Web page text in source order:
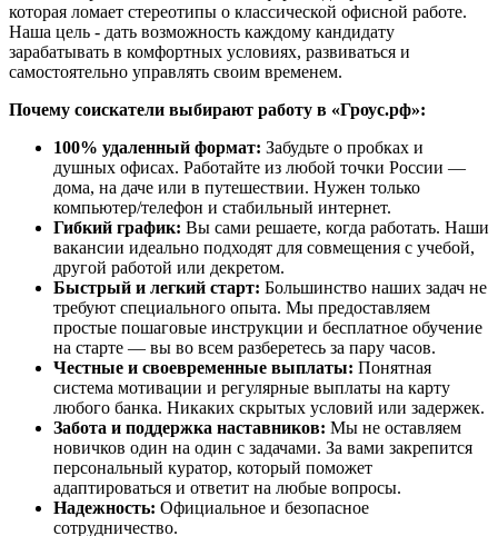
которая ломает стереотипы о классической офисной работе.
Наша цель - дать возможность каждому кандидату
зарабатывать в комфортных условиях, развиваться и
самостоятельно управлять своим временем.
Почему соискатели выбирают работу в «Гроус.рф»:
100% удаленный формат: Забудьте о пробках и
душных офисах. Работайте из любой точки России —
дома, на даче или в путешествии. Нужен только
компьютер/телефон и стабильный интернет.
Гибкий график: Вы сами решаете, когда работать. Наши
вакансии идеально подходят для совмещения с учебой,
другой работой или декретом.
Быстрый и легкий старт: Большинство наших задач не
требуют специального опыта. Мы предоставляем
простые пошаговые инструкции и бесплатное обучение
на старте — вы во всем разберетесь за пару часов.
Честные и своевременные выплаты: Понятная
система мотивации и регулярные выплаты на карту
любого банка. Никаких скрытых условий или задержек.
Забота и поддержка наставников: Мы не оставляем
новичков один на один с задачами. За вами закрепится
персональный куратор, который поможет
адаптироваться и ответит на любые вопросы.
Надежность: Официальное и безопасное
сотрудничество.